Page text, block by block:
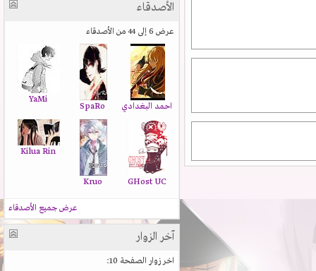
الأصدقاء
عرض 6 إلى 44 من الأصدقاء
احمد البغدادي SpaRo
YaMi
GHost UC
Kruo
Kilua Rin
عرض جميع الأصدقاء
آخر الزوار
اخر زوار الصفحة 10: